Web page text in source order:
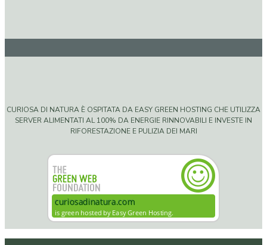
CURIOSA DI NATURA È OSPITATA DA EASY GREEN HOSTING CHE UTILIZZA
SERVER ALIMENTATI AL 100% DA ENERGIE RINNOVABILI E INVESTE IN
RIFORESTAZIONE E PULIZIA DEI MARI